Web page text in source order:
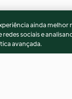
ainda
sociais e
avançada.